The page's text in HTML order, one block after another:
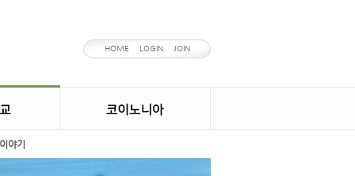
HOME LOGIN JOIN
야기